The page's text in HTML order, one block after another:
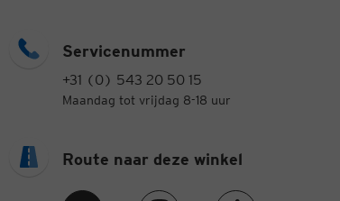
Servicenummer
+31 (0) 543 20 50 15
Maandag tot vrijdag 8-18 uur
Route naar deze winkel